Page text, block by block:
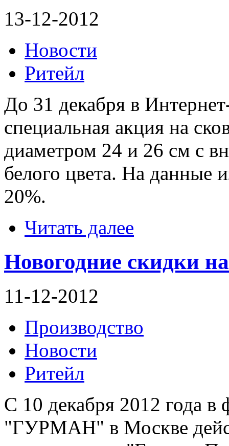
13-12-2012
Новости
Ритейл
До 31 декабря в
специальная акция на
диаметром 24 и 26 см с
белого цвета. На данные
20%.
Читать далее
Новогодние скидки
11-12-2012
Производство
Новости
Ритейл
С 10 декабря 2012 года
"ГУРМАН" в Москве